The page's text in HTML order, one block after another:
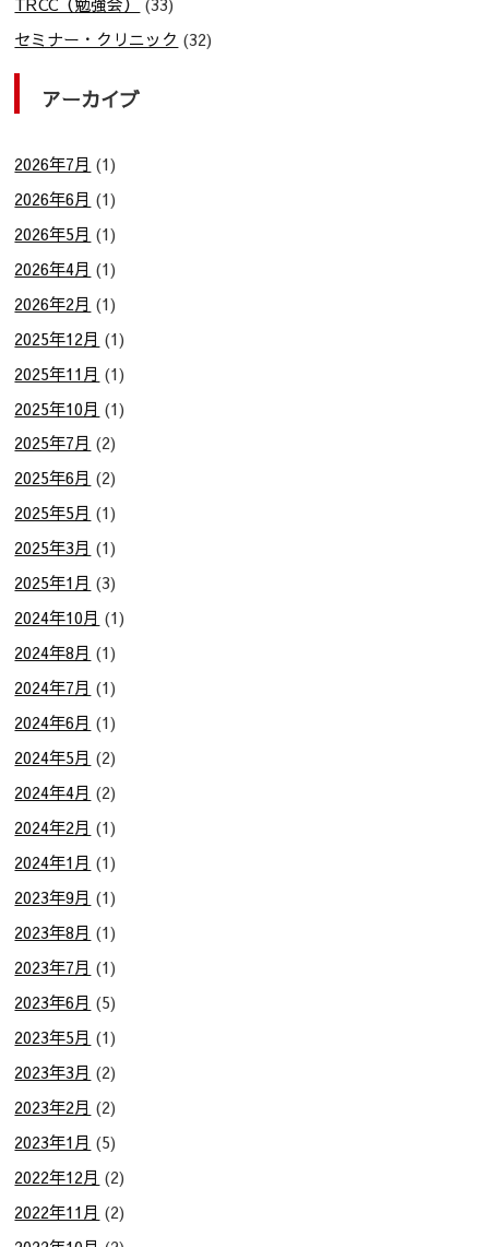
セミナー・クリニック (32)
アーカイブ
2026年7月 (1)
2026年6月 (1)
2026年5月 (1)
2026年4月 (1)
2026年2月 (1)
2025年12月 (1)
2025年11月 (1)
2025年10月 (1)
2025年7月 (2)
2025年6月 (2)
2025年5月 (1)
2025年3月 (1)
2025年1月 (3)
2024年10月 (1)
2024年8月 (1)
2024年7月 (1)
2024年6月 (1)
2024年5月 (2)
2024年4月 (2)
2024年2月 (1)
2024年1月 (1)
2023年9月 (1)
2023年8月 (1)
2023年7月 (1)
2023年6月 (5)
2023年5月 (1)
2023年3月 (2)
2023年2月 (2)
2023年1月 (5)
2022年12月 (2)
2022年11月 (2)